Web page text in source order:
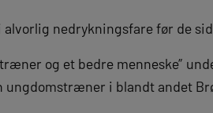
nedrykningsfare før de
og et bedre menneske”
i blandt andet